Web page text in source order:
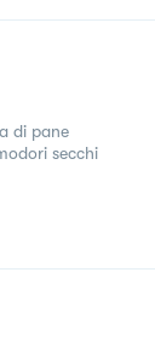
di pane
secchi